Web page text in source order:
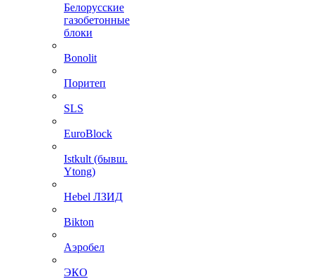
Белорусские
газобетонные
блоки
Bonolit
Поритеп
SLS
EuroBlock
Istkult (бывш.
Ytong)
Hebel ЛЗИД
Bikton
Аэробел
ЭКО